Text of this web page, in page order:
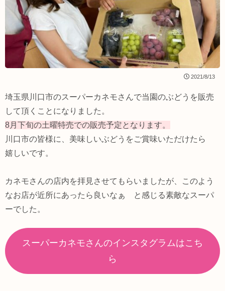
2021/8/13
埼玉県川口市のスーパーカネモさんで当園のぶどうを販売
して頂くことになりました。
8月下旬の土曜特売での販売予定となります。
川口市の皆様に、美味しいぶどうをご賞味いただけたら
嬉しいです。
カネモさんの店内を拝見させてもらいましたが、このよう
なお店が近所にあったら良いなぁ と感じる素敵なスーパ
ーでした。
スーパーカネモさんのインスタグラムはこち
ら